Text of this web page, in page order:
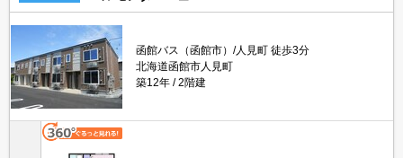
函館バス（函館市）/人見町 徒歩3分
北海道函館市人見町
築12年
2階建